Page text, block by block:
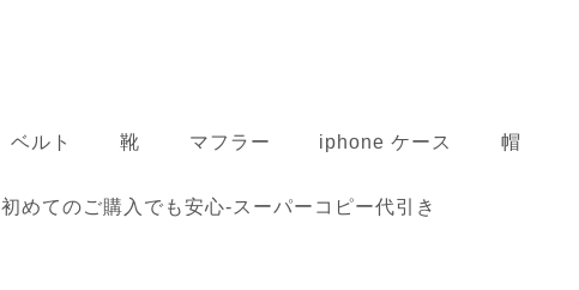
ベルト 靴 マフラー iphone ケース 帽
初めてのご購入でも安心-スーパーコピー代引き